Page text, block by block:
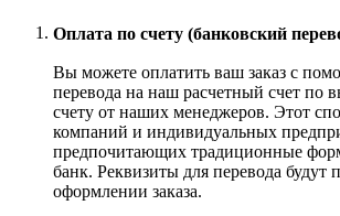
Оплата по счету (банковский
Вы можете оплатить ваш заказ с
перевода на наш расчетный счет по
счету от наших менеджеров. Этот
компаний и индивидуальных
предпочитающих традиционные
банк. Реквизиты для перевода будут
оформлении заказа.